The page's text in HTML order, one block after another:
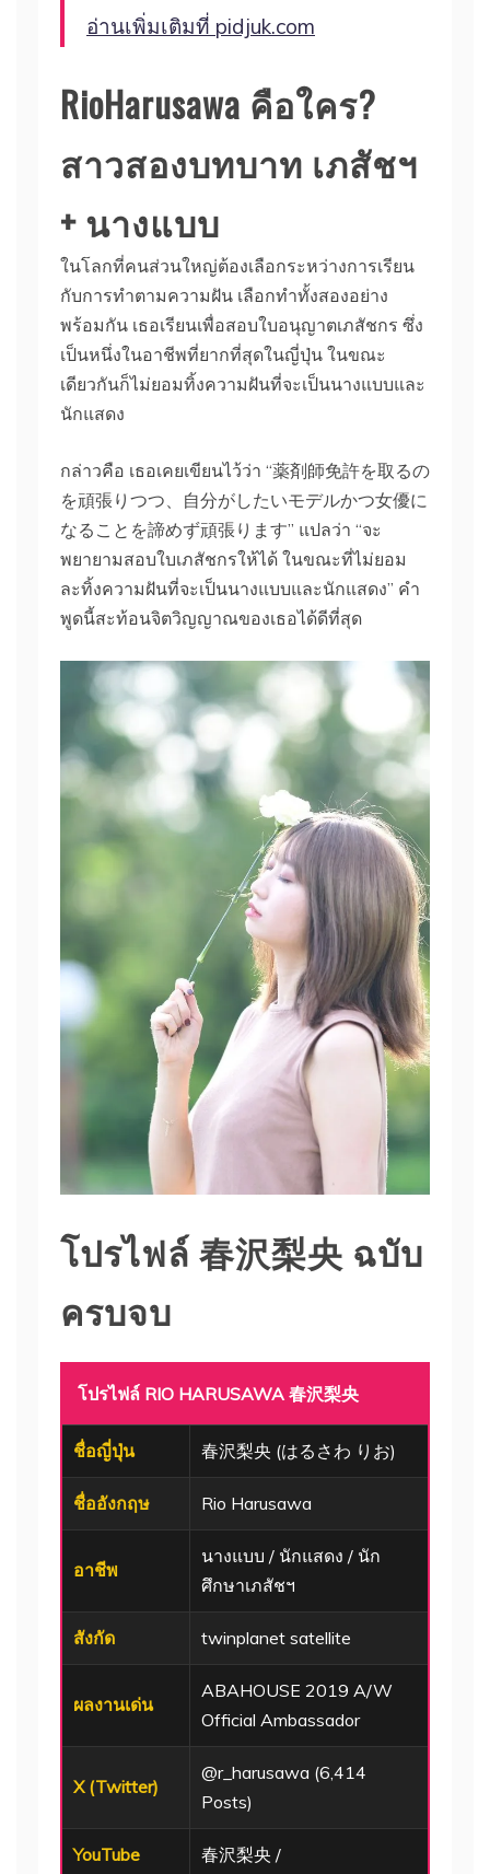
อ่านเพิ่มเติมที่ pidjuk.com
RioHarusawa คือใคร?
สาวสองบทบาท เภสัชฯ
+ นางแบบ
ในโลกที่คนส่วนใหญ่ต้องเลือกระหว่างการเรียน
กับการทำตามความฝัน เลือกทำทั้งสองอย่าง
พร้อมกัน เธอเรียนเพื่อสอบใบอนุญาตเภสัชกร ซึ่ง
เป็นหนึ่งในอาชีพที่ยากที่สุดในญี่ปุ่น ในขณะ
เดียวกันก็ไม่ยอมทิ้งความฝันที่จะเป็นนางแบบและ
นักแสดง
กล่าวคือ เธอเคยเขียนไว้ว่า “薬剤師免許を取るの
を頑張りつつ、自分がしたいモデルかつ女優に
なることを諦めず頑張ります” แปลว่า “จะ
พยายามสอบใบเภสัชกรให้ได้ ในขณะที่ไม่ยอม
ละทิ้งความฝันที่จะเป็นนางแบบและนักแสดง” คำ
พูดนี้สะท้อนจิตวิญญาณของเธอได้ดีที่สุด
โปรไฟล์ 春沢梨央 ฉบับ
ครบจบ
โปรไฟล์ RIO HARUSAWA 春沢梨央
ชื่อญี่ปุ่น 春沢梨央 (はるさわ りお)
ชื่ออังกฤษ Rio Harusawa
อาชีพ
นางแบบ / นักแสดง / นัก
ศึกษาเภสัชฯ
สังกัด twinplanet satellite
ผลงานเด่น
ABAHOUSE 2019 A/W
Official Ambassador
X (Twitter)
@r_harusawa (6,414
Posts)
YouTube 春沢梨央 /